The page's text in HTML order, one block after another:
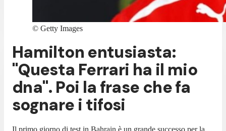
© Getty Images
Hamilton entusiasta:
"Questa Ferrari ha il mio
dna". Poi la frase che fa
sognare i tifosi
Il primo giorno di test in Bahrain è un grande successo per la